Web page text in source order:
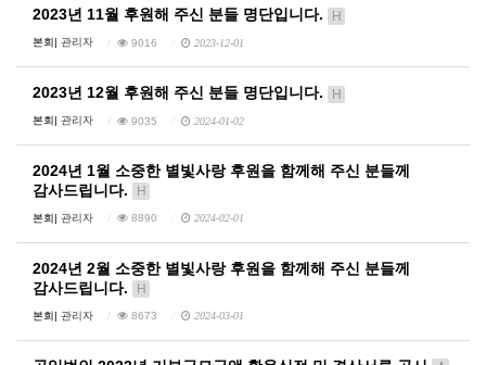
2023년 11월 후원해 주신 분들 명단입니다. H
본회| 관리자 9016 2023-12-01
2023년 12월 후원해 주신 분들 명단입니다. H
본회| 관리자 9035 2024-01-02
2024년 1월 소중한 별빛사랑 후원을 함께해 주신 분들께
감사드립니다.
H
본회| 관리자 8890 2024-02-01
2024년 2월 소중한 별빛사랑 후원을 함께해 주신 분들께
감사드립니다.
H
본회| 관리자 8673 2024-03-01